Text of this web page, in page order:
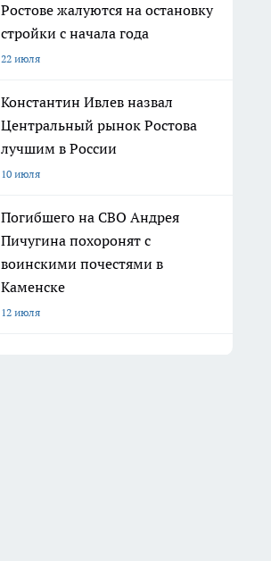
Ростове жалуются на остановку
стройки с начала года
22 июля
Константин Ивлев назвал
Центральный рынок Ростова
лучшим в России
10 июля
Погибшего на СВО Андрея
Пичугина похоронят с
воинскими почестями в
Каменске
12 июля